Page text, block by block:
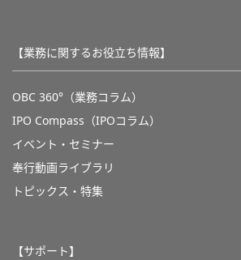
【業務に関するお役立ち情報】
OBC 360°（業務コラム）
IPO Compass（IPOコラム）
イベント・セミナー
奉行動画ライブラリ
トピックス・特集
【サポート】